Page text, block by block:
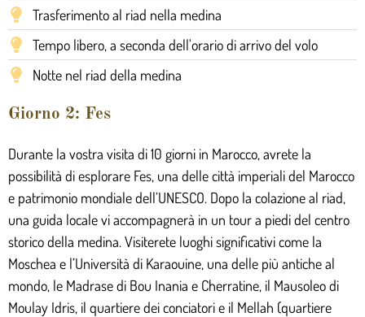
Trasferimento al riad nella medina
Tempo libero, a seconda dell'orario di arrivo del volo
Notte nel riad della medina
Giorno 2: Fes
Durante la vostra visita di 10 giorni in Marocco, avrete la
possibilità di esplorare Fes, una delle città imperiali del Marocco
e patrimonio mondiale dell’UNESCO. Dopo la colazione al riad,
una guida locale vi accompagnerà in un tour a piedi del centro
storico della medina. Visiterete luoghi significativi come la
Moschea e l’Università di Karaouine, una delle più antiche al
mondo, le Madrase di Bou Inania e Cherratine, il Mausoleo di
Moulay Idris, il quartiere dei conciatori e il Mellah (quartiere